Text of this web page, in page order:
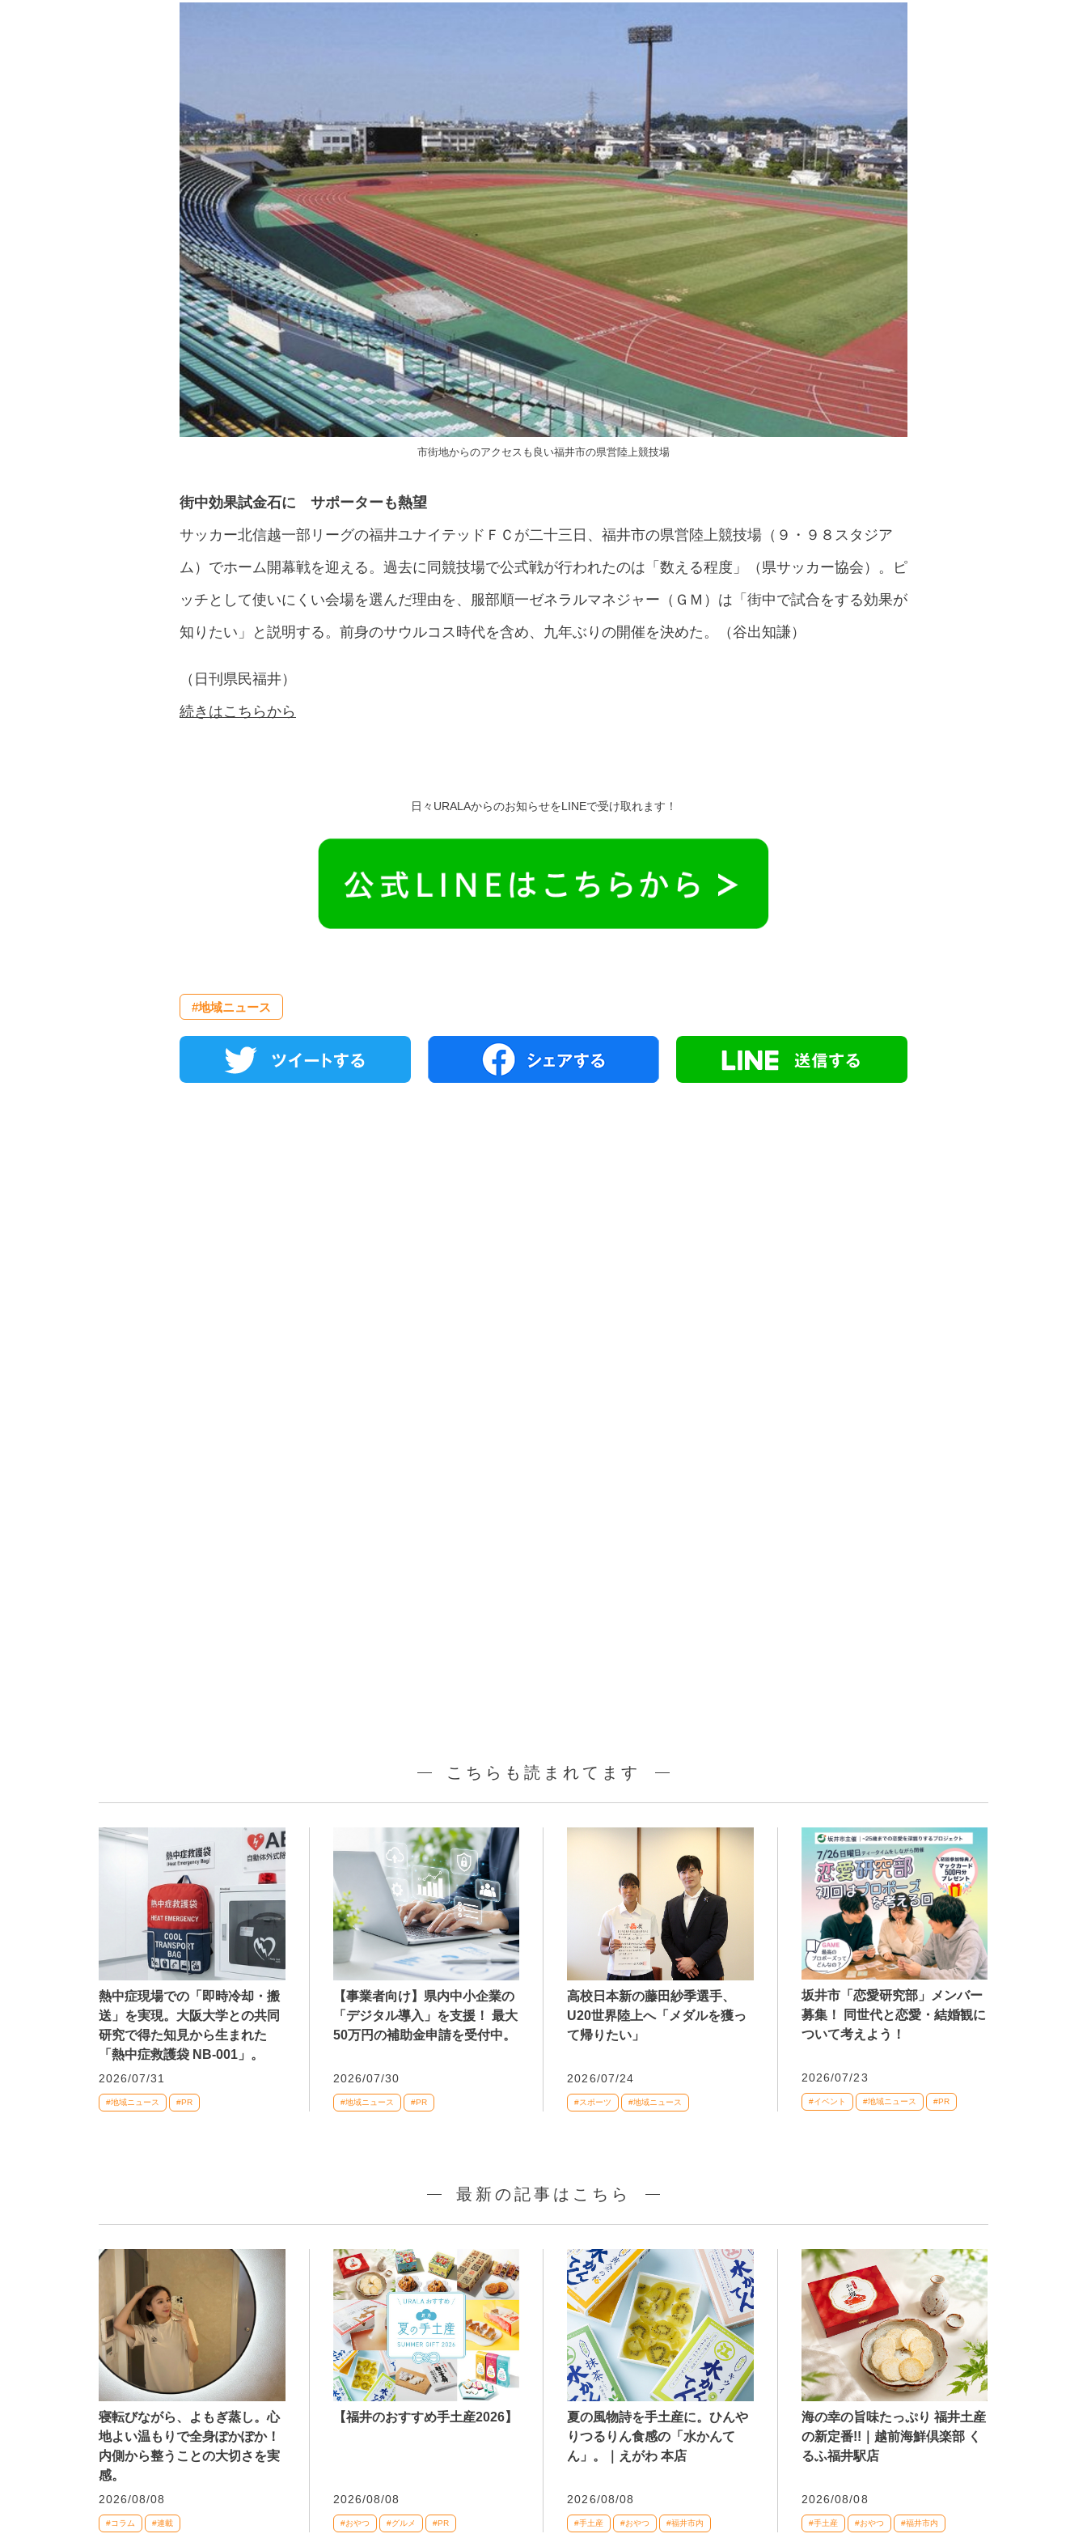
市街地からのアクセスも良い福井市の県営陸上競技場
街中効果試金石に サポーターも熱望
サッカー北信越一部リーグの福井ユナイテッドＦＣが二十三日、福井市の県営陸上競技場（９・９８スタジア
ム）でホーム開幕戦を迎える。過去に同競技場で公式戦が行われたのは「数える程度」（県サッカー協会）。ピ
ッチとして使いにくい会場を選んだ理由を、服部順一ゼネラルマネジャー（ＧＭ）は「街中で試合をする効果が
知りたい」と説明する。前身のサウルコス時代を含め、九年ぶりの開催を決めた。（谷出知謙）
（日刊県民福井）
続きはこちらから
日々URALAからのお知らせをLINEで受け取れます！
#地域ニュース
こちらも読まれてます
熱中症現場での「即時冷却・搬
送」を実現。大阪大学との共同
研究で得た知見から生まれた
「熱中症救護袋 NB-001」。
2026/07/31
#地域ニュース #PR
【事業者向け】県内中小企業の
「デジタル導入」を支援！ 最大
50万円の補助金申請を受付中。
2026/07/30
#地域ニュース #PR
高校日本新の藤田紗季選手、
U20世界陸上へ「メダルを獲っ
て帰りたい」
2026/07/24
#スポーツ #地域ニュース
坂井市「恋愛研究部」メンバー
募集！ 同世代と恋愛・結婚観に
ついて考えよう！
2026/07/23
#イベント #地域ニュース #PR
最新の記事はこちら
寝転びながら、よもぎ蒸し。心
地よい温もりで全身ぽかぽか！
内側から整うことの大切さを実
感。
2026/08/08
#コラム #連載
【福井のおすすめ手土産2026】
2026/08/08
#おやつ #グルメ #PR
夏の風物詩を手土産に。ひんや
りつるりん食感の「水かんて
ん」。｜えがわ 本店
2026/08/08
#手土産 #おやつ #福井市内
海の幸の旨味たっぷり 福井土産
の新定番!!｜越前海鮮倶楽部 く
るふ福井駅店
2026/08/08
#手土産 #おやつ #福井市内